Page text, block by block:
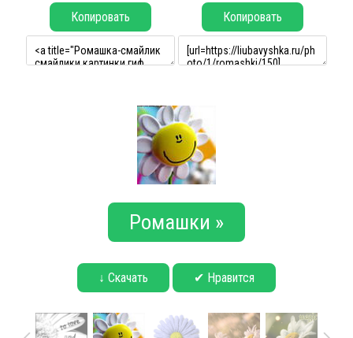
Копировать Копировать
Ромашки »
↓ Скачать ✔ Нравится